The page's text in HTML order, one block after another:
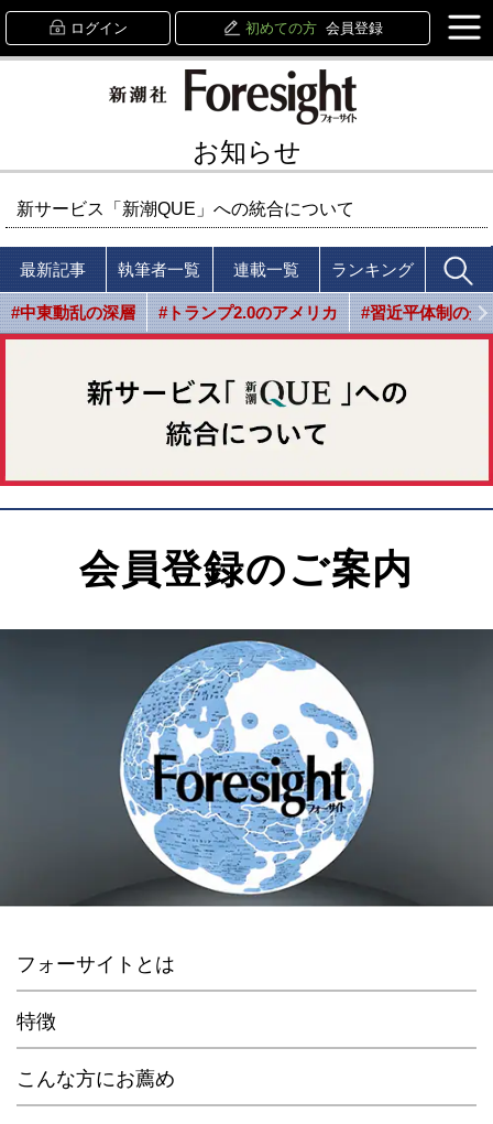
ログイン 初めての方 会員登録
お知らせ
新サービス「新潮QUE」への統合について
最新記事 執筆者一覧 連載一覧 ランキング
#中東動乱の深層 #トランプ2.0のアメリカ #習近平体制の光
会員登録のご案内
フォーサイトとは
特徴
こんな方にお薦め